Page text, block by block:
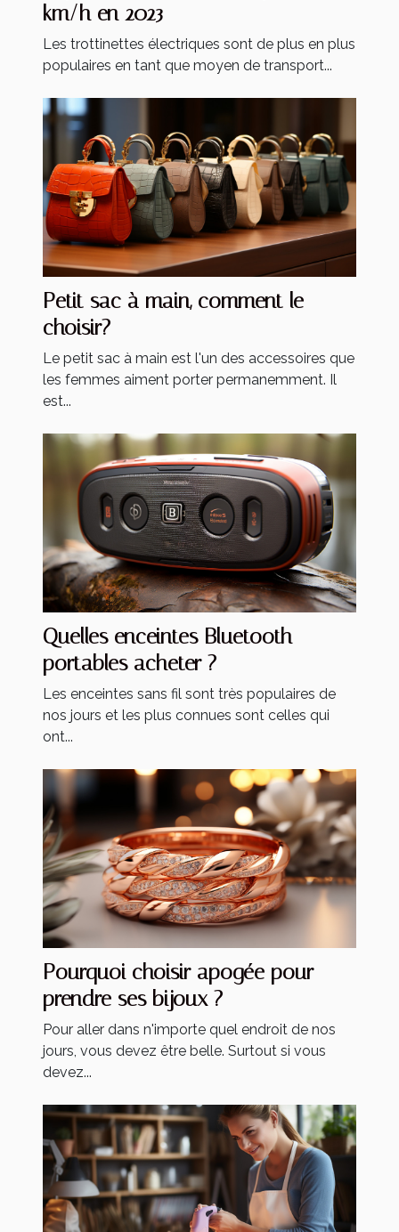
km/h en 2023
Les trottinettes électriques sont de plus en plus
populaires en tant que moyen de transport...
Petit sac à main, comment le
choisir?
Le petit sac à main est l'un des accessoires que
les femmes aiment porter permanemment. Il
est...
Quelles enceintes Bluetooth
portables acheter ?
Les enceintes sans fil sont très populaires de
nos jours et les plus connues sont celles qui
ont...
Pourquoi choisir apogée pour
prendre ses bijoux ?
Pour aller dans n'importe quel endroit de nos
jours, vous devez être belle. Surtout si vous
devez...